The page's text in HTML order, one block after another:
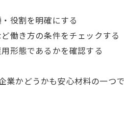
キャリアアップを狙う電
電気工事求人で実現
キャリア成長に強い
電気工事求人で施
役割を明確にする
働き方の条件をチェックする
形態であるかを確認する
業かどうかも安心材料の一